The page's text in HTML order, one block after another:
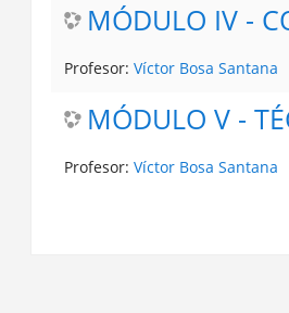
MÓDULO IV -
Profesor: Víctor Bosa Santana
MÓDULO V -
Profesor: Víctor Bosa Santana